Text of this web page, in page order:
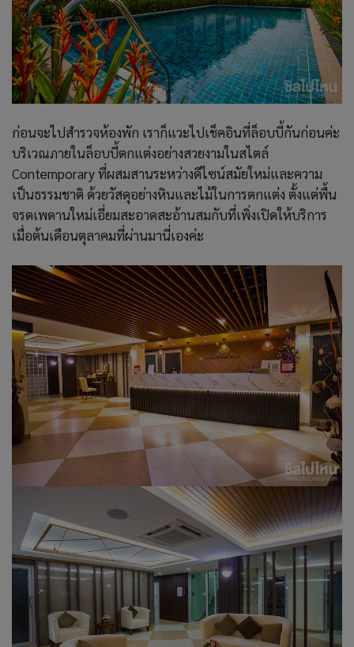
ก่อนจะไปสำรวจห้องพัก เราก็แวะไปเช็คอินที่ล็อบบี้กันก่อนค่ะ
บริเวณภายในล็อบบี้ตกแต่งอย่างสวยงามในสไตล์
Contemporary ที่ผสมสานระหว่างดีไซน์สมัยใหม่และความ
เป็นธรรมชาติ ด้วยวัสดุอย่างหินและไม้ในการตกแต่ง ตั้งแต่พื้น
จรดเพดานใหม่เอี่ยมสะอาดสะอ้านสมกับที่เพิ่งเปิดให้บริการ
เมื่อต้นเดือนตุลาคมที่ผ่านมานี่เองค่ะ